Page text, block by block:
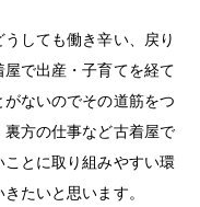
しても働き辛い、戻り
で出産・子育てを経て
ないのでその道筋をつ
方の仕事など古着屋で
とに取り組みやすい環
たいと思います。